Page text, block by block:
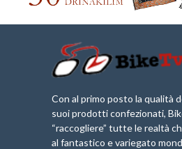
Con al primo posto la qualità
suoi prodotti confezionati,
“raccogliere” tutte le realtà
al fantastico e variegato